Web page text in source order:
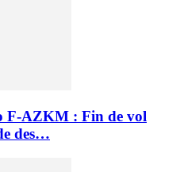
F-AZKM : Fin de vol
des…